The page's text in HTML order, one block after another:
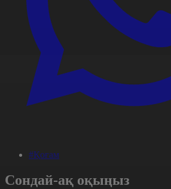
#Қоғам
Сондай-ақ оқыңыз